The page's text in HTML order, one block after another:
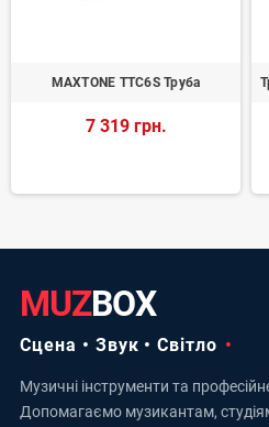
MAXTONE TTC6S Труба
7 319 грн.
MUZBOX
Сцена • Звук • Світло
Музичні інструменти та
Допомагаємо музикантам,